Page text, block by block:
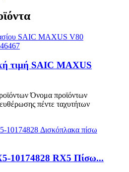
τιμή SAIC MAXUS
Όνομα προϊόντων
πέντε ταχυτήτων
10174828 RX5 Πίσω...